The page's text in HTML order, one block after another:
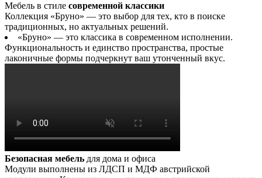
Мебель в стиле современной классики
Коллекция «Бруно» — это выбор для тех, кто в поиске
традиционных, но актуальных решений.
«Бруно» — это классика в современном исполнении.
Функциональность и единство пространства, простые
лаконичные формы подчеркнут ваш утонченный вкус.
Безопасная мебель для дома и офиса
Модули выполнены из ЛДСП и МДФ австрийской